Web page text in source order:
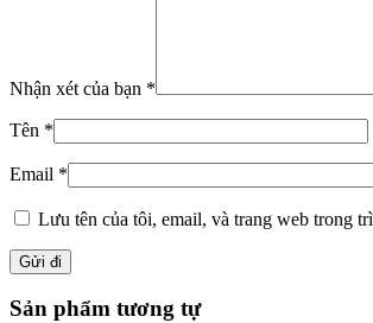
Nhận xét của bạn *
Tên *
Email *
Lưu tên của tôi, email, và trang web trong
Sản phẩm tương tự